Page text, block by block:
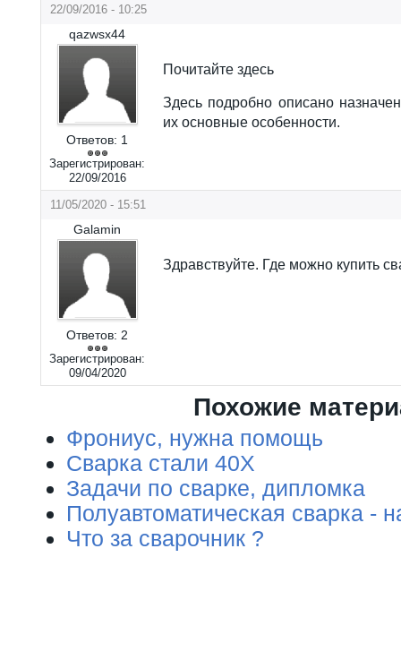
22/09/2016 - 10:25
qazwsx44
Ответов: 1
Зарегистрирован:
22/09/2016
Почитайте здесь
Здесь подробно описано
их основные особенности.
11/05/2020 - 15:51
Galamin
Ответов: 2
Зарегистрирован:
09/04/2020
Здравствуйте. Где можно купить
Похожие
Фрониус, нужна помощь
Сварка стали 40Х
Задачи по сварке, дипломка
Полуавтоматическая сварка -
Что за сварочник ?